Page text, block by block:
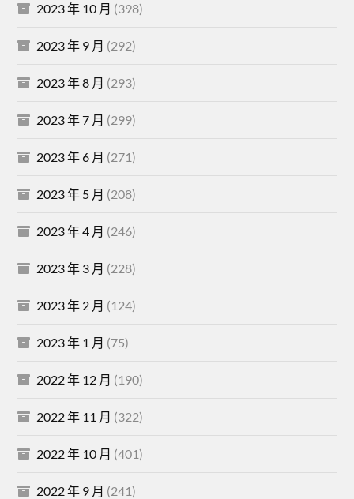
2023 年 10 月 (398)
2023 年 9 月 (292)
2023 年 8 月 (293)
2023 年 7 月 (299)
2023 年 6 月 (271)
2023 年 5 月 (208)
2023 年 4 月 (246)
2023 年 3 月 (228)
2023 年 2 月 (124)
2023 年 1 月 (75)
2022 年 12 月 (190)
2022 年 11 月 (322)
2022 年 10 月 (401)
2022 年 9 月 (241)